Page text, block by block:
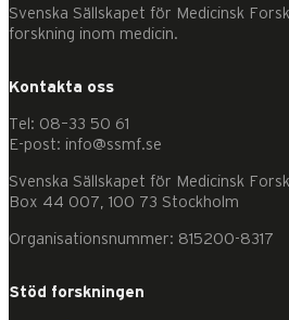
Svenska Sällskapet för Medicinsk
forskning inom medicin.
Kontakta oss
Tel: 08–33 50 61
E-post: info@ssmf.se
Svenska Sällskapet för Medicinsk
Box 44 007, 100 73 Stockholm
Organisationsnummer: 815200-8317
Stöd forskningen